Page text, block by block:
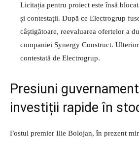
Licitația pentru proiect este însă
și contestații. După ce Electrogrup
câștigătoare, reevaluarea ofertelor a
companiei Synergy Construct.
contestată de Electrogrup.
Presiuni
investiții rapide în
Fostul premier Ilie Bolojan, în prezent